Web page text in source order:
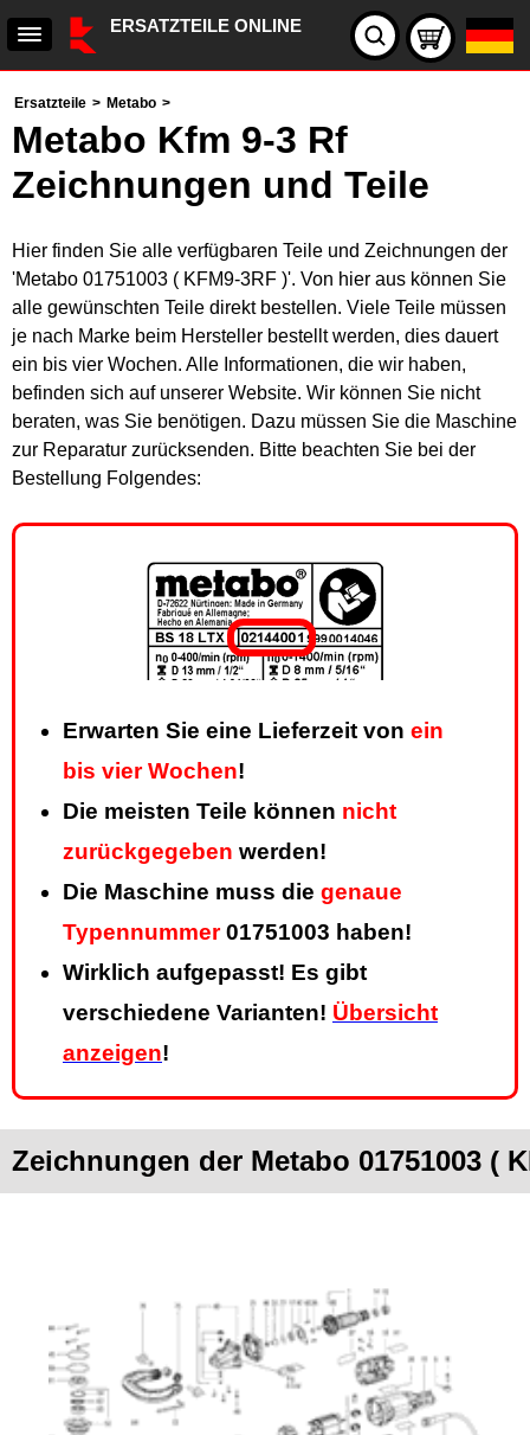
ERSATZTEILE ONLINE
Ersatzteile > Metabo >
Metabo Kfm 9-3 Rf
Zeichnungen und Teile
Hier finden Sie alle verfügbaren Teile und Zeichnungen der
'Metabo 01751003 ( KFM9-3RF )'. Von hier aus können Sie
alle gewünschten Teile direkt bestellen. Viele Teile müssen
je nach Marke beim Hersteller bestellt werden, dies dauert
ein bis vier Wochen. Alle Informationen, die wir haben,
befinden sich auf unserer Website. Wir können Sie nicht
beraten, was Sie benötigen. Dazu müssen Sie die Maschine
zur Reparatur zurücksenden. Bitte beachten Sie bei der
Bestellung Folgendes:
Erwarten Sie eine Lieferzeit von ein
bis vier Wochen!
Die meisten Teile können nicht
zurückgegeben werden!
Die Maschine muss die genaue
Typennummer01751003 haben!
Wirklich aufgepasst! Es gibt
verschiedene Varianten! Übersicht
anzeigen!
Zeichnungen der Metabo 01751003 (